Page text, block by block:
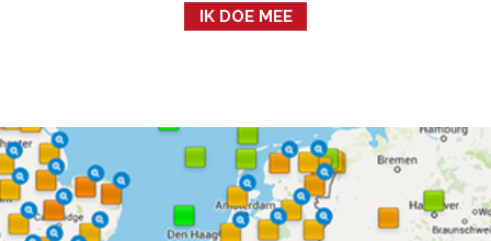
IK DOE MEE